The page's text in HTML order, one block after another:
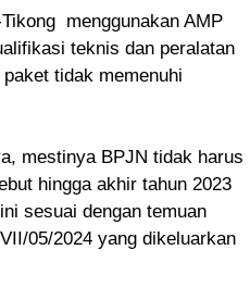
menggunakan AMP
teknis dan peralatan
tidak memenuhi
mestinya BPJN tidak harus
hingga akhir tahun 2023
sesuai dengan temuan
05/2024 yang dikeluarkan